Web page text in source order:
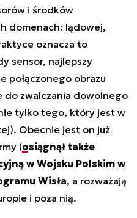
i środków
domenach: lądowej,
oznacza to
sensor, najlepszy
połączonego obrazu
do zwalczania dowolnego
tylko tego, który jest w
Obecnie jest on już
(osiągnął także
w Wojsku Polskim w
Wisła, a rozważają
i poza nią.